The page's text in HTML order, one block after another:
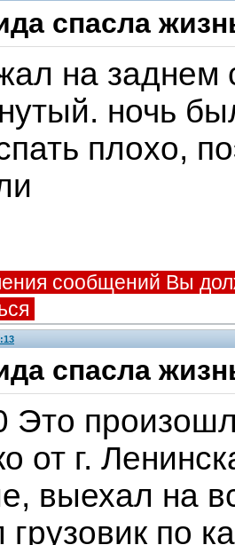
спасла
на заднем
ночь
плохо,
сообщений Вы
спасла
Это
от г.
выехал на
грузовик по